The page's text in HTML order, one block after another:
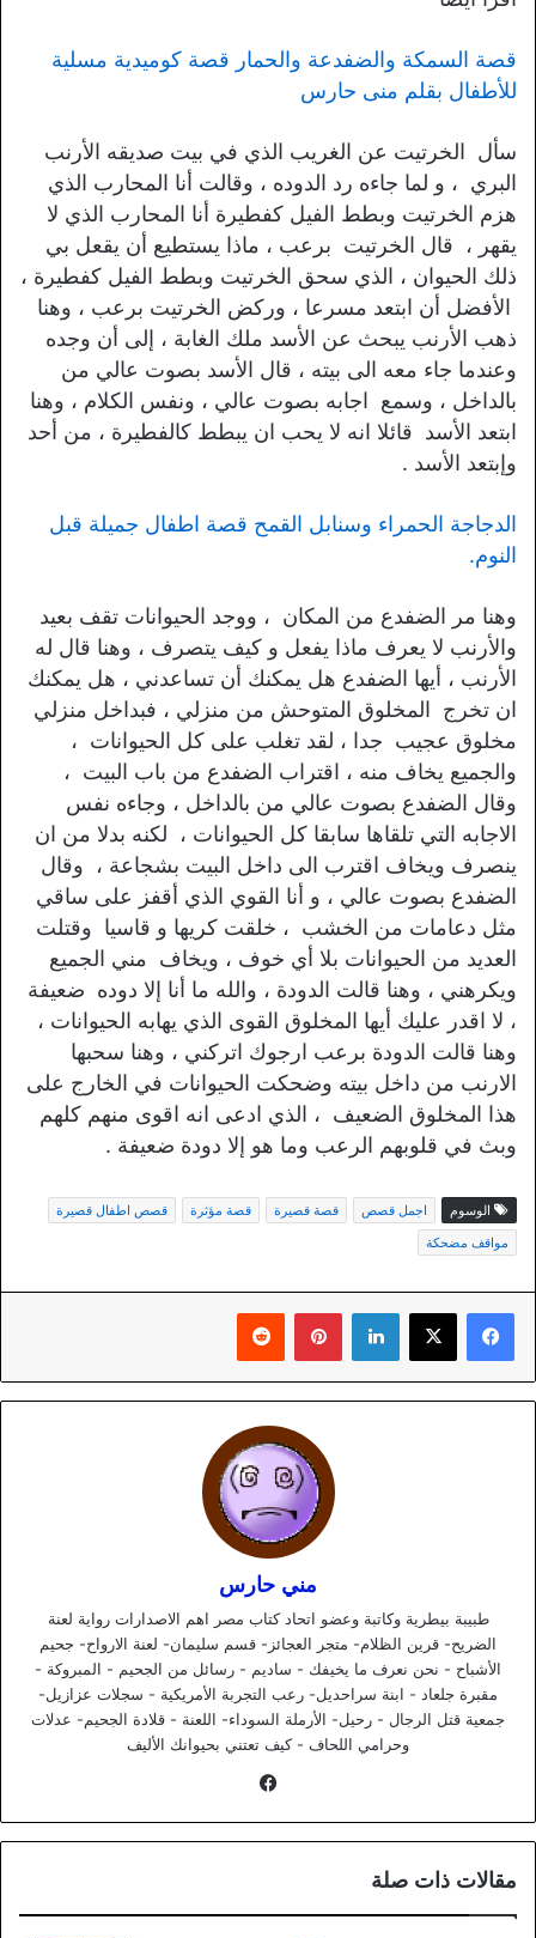
قصة السمكة والضفدعة والحمار قصة كوميدية مسلية
للأطفال بقلم منى حارس
سأل الخرتيت عن الغريب الذي في بيت صديقه الأرنب
البري ، و لما جاءه رد الدوده ، وقالت أنا المحارب الذي
هزم الخرتيت وبطط الفيل كفطيرة أنا المحارب الذي لا
يقهر ، قال الخرتيت برعب ، ماذا يستطيع أن يقعل بي
ذلك الحيوان ، الذي سحق الخرتيت وبطط الفيل كفطيرة ،
الأفضل أن ابتعد مسرعا ، وركض الخرتيت برعب ، وهنا
ذهب الأرنب يبحث عن الأسد ملك الغابة ، إلى أن وجده
وعندما جاء معه الى بيته ، قال الأسد بصوت عالي من
بالداخل ، وسمع اجابه بصوت عالي ، ونفس الكلام ، وهنا
ابتعد الأسد قائلا انه لا يحب ان يبطط كالفطيرة ، من أحد
وإبتعد الأسد .
الدجاجة الحمراء وسنابل القمح قصة اطفال جميلة قبل
النوم.
وهنا مر الضفدع من المكان ، ووجد الحيوانات تقف بعيد
والأرنب لا يعرف ماذا يفعل و كيف يتصرف ، وهنا قال له
الأرنب ، أيها الضفدع هل يمكنك أن تساعدني ، هل يمكنك
ان تخرج المخلوق المتوحش من منزلي ، فبداخل منزلي
مخلوق عجيب جدا ، لقد تغلب على كل الحيوانات ،
والجميع يخاف منه ، اقتراب الضفدع من باب البيت ،
وقال الضفدع بصوت عالي من بالداخل ، وجاءه نفس
الاجابه التي تلقاها سابقا كل الحيوانات ، لكنه بدلا من ان
ينصرف ويخاف اقترب الى داخل البيت بشجاعة ، وقال
الضفدع بصوت عالي ، و أنا القوي الذي أقفز على ساقي
مثل دعامات من الخشب ، خلقت كريها و قاسيا وقتلت
العديد من الحيوانات بلا أي خوف ، ويخاف مني الجميع
ويكرهني ، وهنا قالت الدودة ، والله ما أنا إلا دوده ضعيفة
، لا اقدر عليك أيها المخلوق القوى الذي يهابه الحيوانات ،
وهنا قالت الدودة برعب ارجوك اتركني ، وهنا سحبها
الارنب من داخل بيته وضحكت الحيوانات في الخارج على
هذا المخلوق الضعيف ، الذي ادعى انه اقوى منهم كلهم
وبث في قلوبهم الرعب وما هو إلا دودة ضعيفة .
الوسوم اجمل قصص قصة قصيرة قصة مؤثرة
قصص اطفال قصيرة
مواقف مضحكة
لينكدإن بينتيريست
مني حارس
طبيبة بيطرية وكاتبة وعضو اتحاد كتاب مصر اهم الاصدارات رواية لعنة
الضريح- قرين الظلام- متجر العجائز- قسم سليمان- لعنة الارواح- جحيم
الأشباح - نحن نعرف ما يخيفك - ساديم - رسائل من الجحيم - المبروكة -
مقبرة جلعاد - ابنة سراحديل- رعب التجربة الأمريكية - سجلات عزازيل-
جمعية قتل الرجال - رحيل- الأرملة السوداء- اللعنة - قلادة الجحيم- عدلات
وحرامي اللحاف - كيف تعتني بحيوانك الأليف
مقالات ذات صلة